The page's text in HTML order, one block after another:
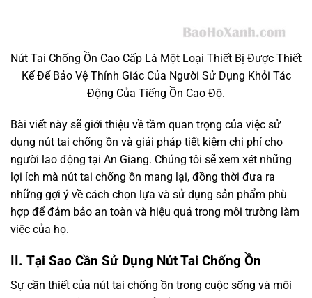
Nút Tai Chống Ồn Cao Cấp Là Một Loại Thiết Bị Được Thiết
Kế Để Bảo Vệ Thính Giác Của Người Sử Dụng Khỏi Tác
Động Của Tiếng Ồn Cao Độ.
Bài viết này sẽ giới thiệu về tầm quan trọng của việc sử
dụng nút tai chống ồn và giải pháp tiết kiệm chi phí cho
người lao động tại An Giang. Chúng tôi sẽ xem xét những
lợi ích mà nút tai chống ồn mang lại, đồng thời đưa ra
những gợi ý về cách chọn lựa và sử dụng sản phẩm phù
hợp để đảm bảo an toàn và hiệu quả trong môi trường làm
việc của họ.
II. Tại Sao Cần Sử Dụng Nút Tai Chống Ồn
Sự cần thiết của nút tai chống ồn trong cuộc sống và môi